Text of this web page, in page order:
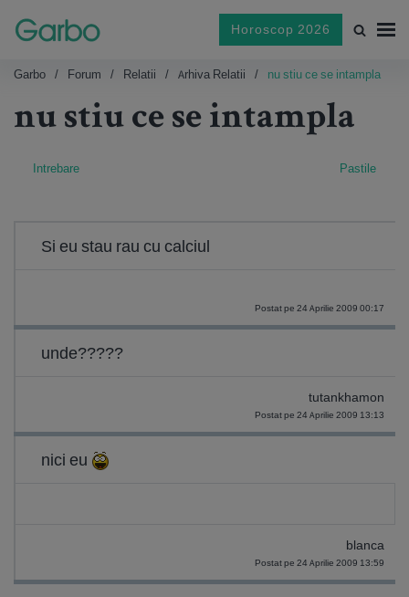
Horoscop 2026
Garbo Forum Relatii Arhiva Relatii nu stiu ce se intampla
nu stiu ce se intampla
Intrebare Pastile
Si eu stau rau cu calciul
Postat pe 24 Aprilie 2009 00:17
unde?????
tutankhamon
Postat pe 24 Aprilie 2009 13:13
nici eu
blanca
Postat pe 24 Aprilie 2009 13:59